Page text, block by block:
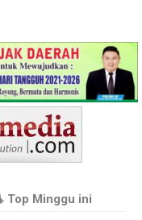
Top Minggu ini